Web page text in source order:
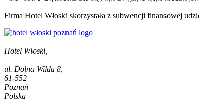
Firma Hotel Włoski skorzystała z subwencji finansowej
Hotel Włoski,
ul. Dolna Wilda 8,
61-552
Poznań
Polska